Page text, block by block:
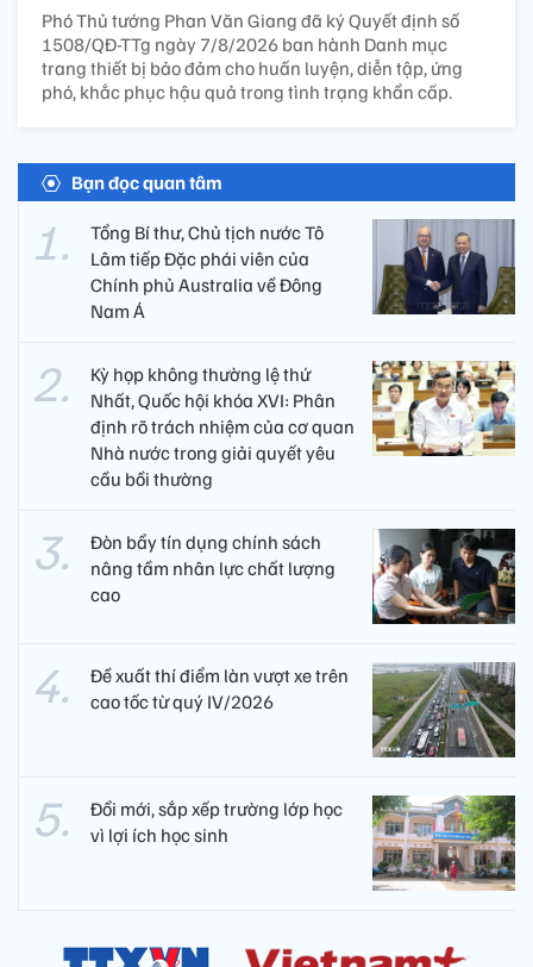
Phó Thủ tướng Phan Văn Giang đã ký Quyết định số
1508/QĐ-TTg ngày 7/8/2026 ban hành Danh mục
trang thiết bị bảo đảm cho huấn luyện, diễn tập, ứng
phó, khắc phục hậu quả trong tình trạng khẩn cấp.
Bạn đọc quan tâm
Tổng Bí thư, Chủ tịch nước Tô
Lâm tiếp Đặc phái viên của
Chính phủ Australia về Đông
Nam Á
Kỳ họp không thường lệ thứ
Nhất, Quốc hội khóa XVI: Phân
định rõ trách nhiệm của cơ quan
Nhà nước trong giải quyết yêu
cầu bồi thường
Đòn bẩy tín dụng chính sách
nâng tầm nhân lực chất lượng
cao
Đề xuất thí điểm làn vượt xe trên
cao tốc từ quý IV/2026
Đổi mới, sắp xếp trường lớp học
vì lợi ích học sinh